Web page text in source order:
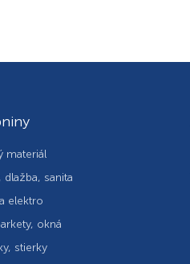
materiál
dlažba, sanita
elektro
okná
stierky